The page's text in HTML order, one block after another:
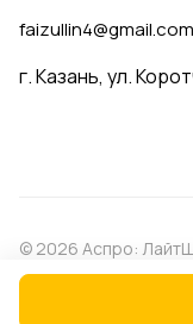
faizullin4@gmail.com
г. Казань, ул.
© 2026 Аспро: